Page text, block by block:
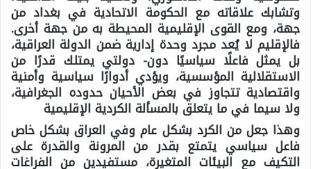
وتشابك علاقاته مع الحكومة الاتحادية في بغداد من
جهة، ومع القوى الإقليمية المحيطة به من جهة أخرى.
فالإقليم لا يُعد مجرد وحدة إدارية ضمن الدولة العراقية،
بل يمثل فاعلًا سياسيًا دون- دولتي يمتلك قدرًا من
الاستقلالية المؤسسية، ويؤدي أدوارًا سياسية وأمنية
واقتصادية تتجاوز في بعض الأحيان حدوده الجغرافية،
ولا سيما في ما يتعلق بالمسألة الكردية الإقليمية
وهذا جعل من الكرد بشكل عام وفي العراق بشكل خاص
فاعل سياسي يتمتع بقدر من المرونة والقدرة على
التكيف مع البيئات المتغيرة، مستفيدين من الفراغات